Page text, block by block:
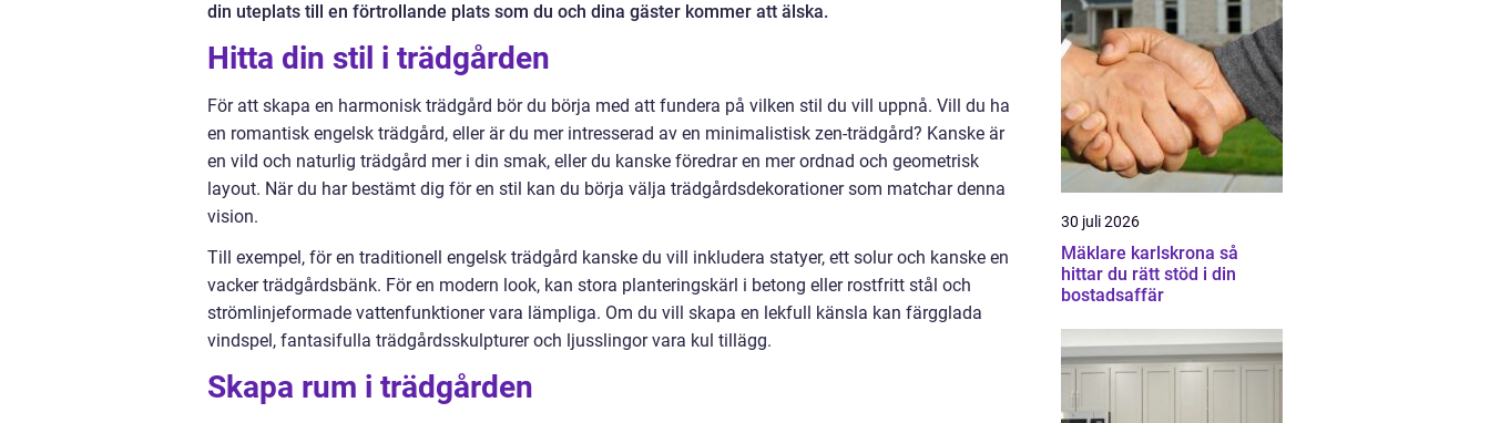
din uteplats till en förtrollande plats som du och dina gäster kommer att älska.
Hitta din stil i trädgården
För att skapa en harmonisk trädgård bör du börja med att fundera på vilken stil du vill uppnå. Vill du ha
en romantisk engelsk trädgård, eller är du mer intresserad av en minimalistisk zen-trädgård? Kanske är
en vild och naturlig trädgård mer i din smak, eller du kanske föredrar en mer ordnad och geometrisk
layout. När du har bestämt dig för en stil kan du börja välja trädgårdsdekorationer som matchar denna
vision.
Till exempel, för en traditionell engelsk trädgård kanske du vill inkludera statyer, ett solur och kanske en
vacker trädgårdsbänk. För en modern look, kan stora planteringskärl i betong eller rostfritt stål och
strömlinjeformade vattenfunktioner vara lämpliga. Om du vill skapa en lekfull känsla kan färgglada
vindspel, fantasifulla trädgårdsskulpturer och ljusslingor vara kul tillägg.
Skapa rum i trädgården
30 juli 2026
Mäklare karlskrona så
hittar du rätt stöd i din
bostadsaffär